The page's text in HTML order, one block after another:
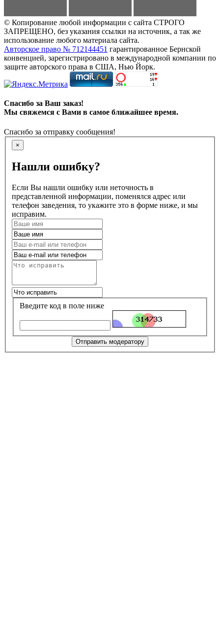
© Копирование любой информации с сайта СТРОГО
ЗАПРЕЩЕНО, без указания ссылки на источник, а так же
использование любого материала сайта.
Авторское право № 712144451 гарантированное Бернской
конвенцией, зарегистрировано в международной компании по
защите авторского права в США, Нью Йорк.
Спасибо за Ваш заказ!
Мы свяжемся с Вами в самое ближайшее время.
Спасибо за отправку сообщения!
×
Нашли ошибку?
Если Вы нашли ошибку или неточность в
представленной информации, поменялся адрес или
телефон заведения, то укажите это в форме ниже, и мы
исправим.
Введите код в поле ниже
Отправить модератору